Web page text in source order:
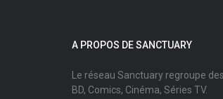
A PROPOS DE SANCTUARY
Le réseau Sanctuary regroupe
BD, Comics, Cinéma, Séries TV.